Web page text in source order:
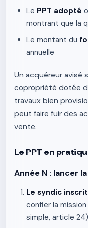
Le PPT adopté
montrant que la
Le montant du
annuelle
Un acquéreur avisé
copropriété dotée
travaux bien
peut faire fuir des
vente.
Le PPT en
Année N : lancer
Le syndic
confier la
simple, article 24)